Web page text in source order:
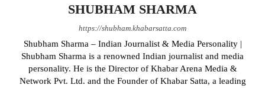
SHUBHAM SHARMA
https://shubham.khabarsatta.com
Shubham Sharma – Indian Journalist & Media Personality |
Shubham Sharma is a renowned Indian journalist and media
personality. He is the Director of Khabar Arena Media &
Network Pvt. Ltd. and the Founder of Khabar Satta, a leading